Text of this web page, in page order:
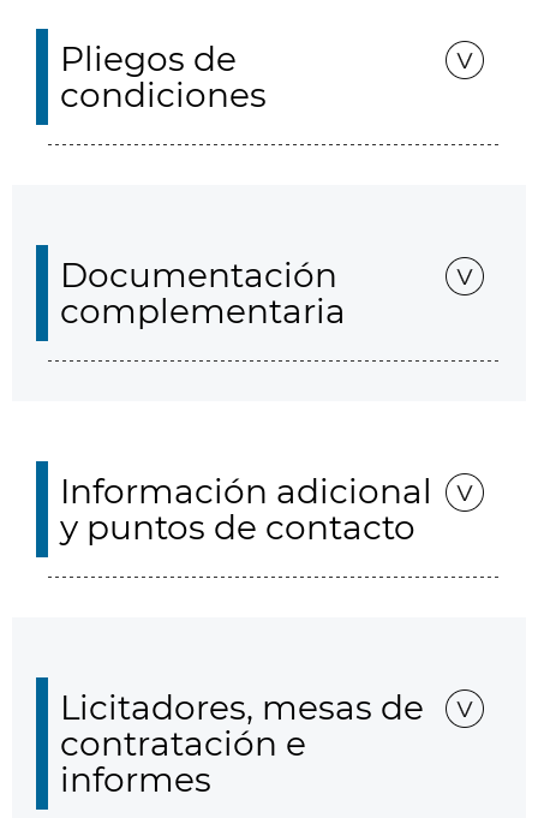
Pliegos de
condiciones
Documentación
complementaria
Información adicional
y puntos de contacto
Licitadores, mesas de
contratación e
informes